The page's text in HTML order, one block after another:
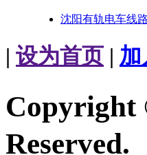
沈阳有轨电车线
| 设为首页 |
Copyright
Reserved.